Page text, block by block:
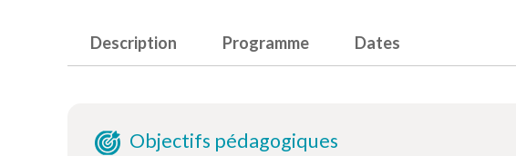
Description Programme Dates
Objectifs pédagogiques